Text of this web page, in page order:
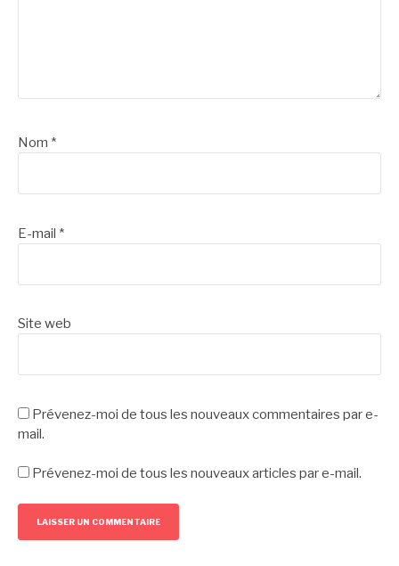
Nom *
E-mail *
Site web
Prévenez-moi de tous les nouveaux commentaires par e-
mail.
Prévenez-moi de tous les nouveaux articles par e-mail.